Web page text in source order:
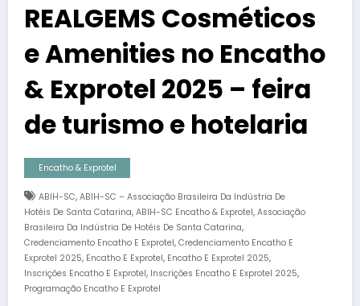
REALGEMS Cosméticos
e Amenities no Encatho
& Exprotel 2025 – feira
de turismo e hotelaria
Encatho & Exprotel
ABIH-SC, ABIH-SC – Associação Brasileira Da Indústria De
Hotéis De Santa Catarina, ABIH-SC Encatho & Exprotel, Associação
Brasileira Da Indústria De Hotéis De Santa Catarina,
Credenciamento Encatho E Exprotel, Credenciamento Encatho E
Exprotel 2025, Encatho E Exprotel, Encatho E Exprotel 2025,
Inscrições Encatho E Exprotel, Inscrições Encatho E Exprotel 2025,
Programação Encatho E Exprotel